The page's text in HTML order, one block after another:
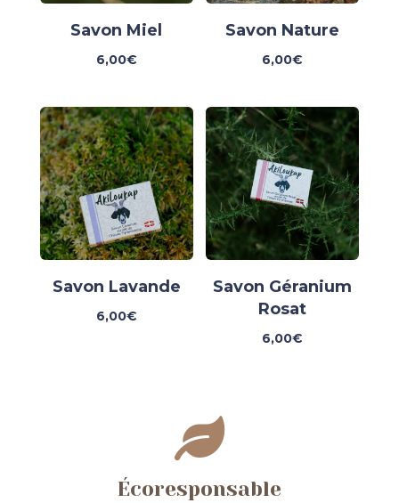
Savon Miel
6,00€
Savon Nature
6,00€
Savon Lavande
6,00€
Savon Géranium
Rosat
6,00€

Écoresponsable